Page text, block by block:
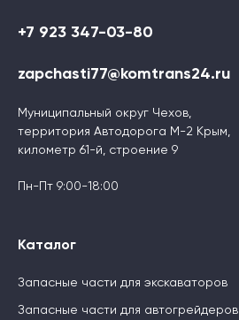
+7 923 347-03-80
zapchasti77@komtrans24.ru
Муниципальный округ Чехов,
территория Автодорога М-2 Крым,
километр 61-й, строение 9
Пн-Пт 9:00-18:00
Каталог
Запасные части для экскаваторов
Запасные части для автогрейдеров